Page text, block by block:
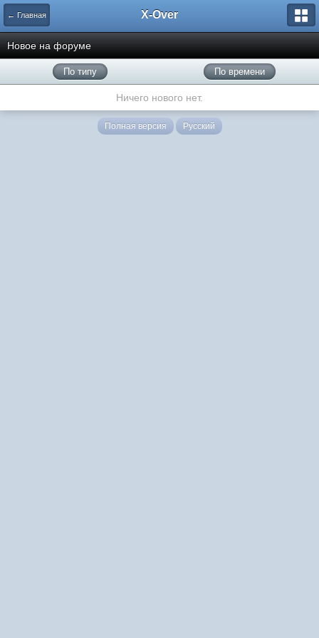
← Главная X-Over
Новое на форуме
По типу По времени
Ничего нового нет.
Полная версия Русский